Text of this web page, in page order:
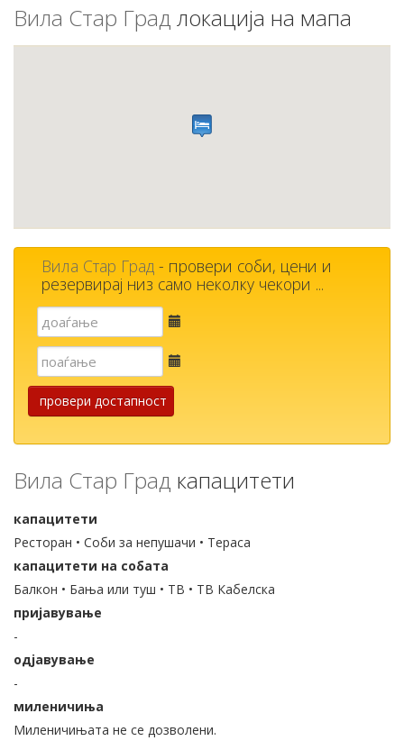
Вила Стар Град локација на мапа
Вила Стар Град - провери соби, цени и
резервирај низ само неколку чекори ...
Е-
пошта
Е-
пошта
провери достапност
Вила Стар Град капацитети
капацитети
Ресторан • Соби за непушачи • Тераса
капацитети на собата
Балкон • Бања или туш • ТВ • ТВ Кабелска
пријавување
-
одјавување
-
миленичиња
Миленичињата не се дозволени.